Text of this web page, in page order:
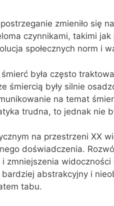
zmieniło się
czynnikami, takimi jak
społecznych norm i
była często
śmiercią były silnie
na temat
trudna, to jednak nie
na przestrzeni XX
doświadczenia.
zmniejszenia
abstrakcyjny i
tabu.